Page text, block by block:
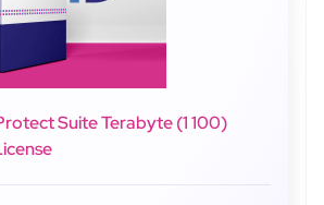
Suite Terabyte (1 100)